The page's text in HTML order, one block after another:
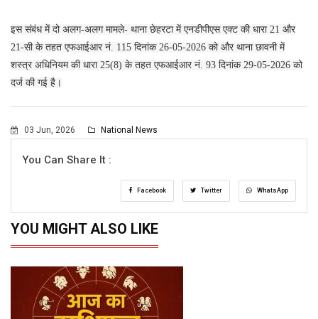
इस संबंध में दो अलग-अलग मामले- थाना छेहरटा में एनडीपीएस एक्ट की धारा 21 और
21-सी के तहत एफआईआर नं. 115 दिनांक 26-05-2026 को और थाना छावनी में
शस्त्र अधिनियम की धारा 25(8) के तहत एफआईआर नं. 93 दिनांक 29-05-2026 को
दर्ज की गई है।
03 Jun, 2026 National News
You Can Share It :
Facebook Twitter WhatsApp
YOU MIGHT ALSO LIKE